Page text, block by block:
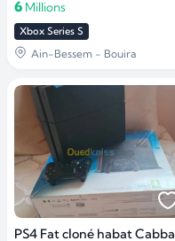
6 Millions
Xbox Series S
Ain-Bessem - Bouira
PS4 Fat cloné habat Cabba